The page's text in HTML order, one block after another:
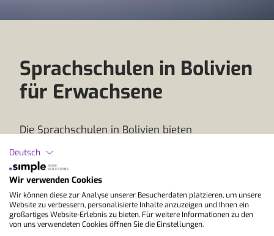
Sprachschulen in Bolivien
für Erwachsene
Die Sprachschulen in Bolivien bieten
Lernziele. Der Unterricht ist oft persönlich
geprägt, mit kleinen Gruppen, viel Konversation
und einem klaren Fokus auf aktive Sprachpraxis.
Je nach Programm kannst du zwischen
Standardkursen, intensiveren Kursformen oder
Einzelunterricht wählen, wenn du gezielt an
Deutsch
Wir verwenden Cookies
Wir können diese zur Analyse unserer Besucherdaten platzieren, um unsere
Website zu verbessern, personalisierte Inhalte anzuzeigen und Ihnen ein
großartiges Website-Erlebnis zu bieten. Für weitere Informationen zu den
von uns verwendeten Cookies öffnen Sie die Einstellungen.